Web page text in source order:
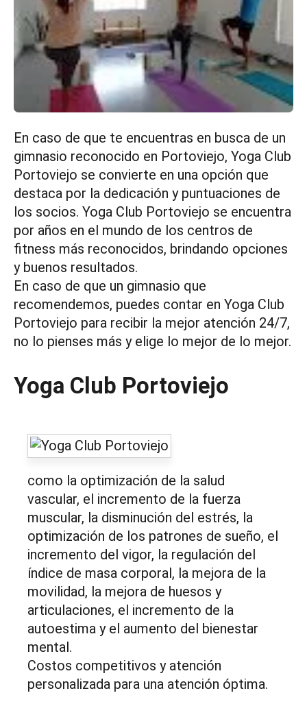
En caso de que te encuentras en busca de un
gimnasio reconocido en Portoviejo, Yoga Club
Portoviejo se convierte en una opción que
destaca por la dedicación y puntuaciones de
los socios. Yoga Club Portoviejo se encuentra
por años en el mundo de los centros de
fitness más reconocidos, brindando opciones
y buenos resultados.
En caso de que un gimnasio que
recomendemos, puedes contar en Yoga Club
Portoviejo para recibir la mejor atención 24/7,
no lo pienses más y elige lo mejor de lo mejor.
Yoga Club Portoviejo
como la optimización de la salud
vascular, el incremento de la fuerza
muscular, la disminución del estrés, la
optimización de los patrones de sueño, el
incremento del vigor, la regulación del
índice de masa corporal, la mejora de la
movilidad, la mejora de huesos y
articulaciones, el incremento de la
autoestima y el aumento del bienestar
mental.
Costos competitivos y atención
personalizada para una atención óptima.